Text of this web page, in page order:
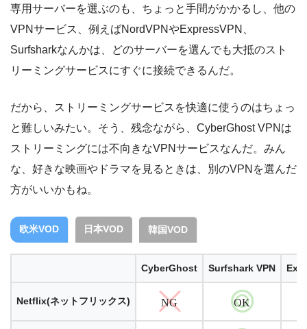
専用サーバーを選ぶのも、ちょっと手間がかかるし、他の
VPNサービス、例えばNordVPNやExpressVPN、
Surfsharkなんかは、どのサーバーを選んでも大抵のスト
リーミングサービスにすぐに接続できるんだ。
だから、ストリーミングサービスを快適に使うのはちょっ
と難しいみたい。そう、残念ながら、CyberGhost VPNは
ストリーミングには不向きなVPNサービスなんだ。みん
な、好きな映画やドラマを見るときは、別のVPNを選んだ
方がいいかもね。
欧米VOD 日本VOD 韓国VOD
CyberGhost Surfshark VPN
Netflix(ネットフリックス) NG OK